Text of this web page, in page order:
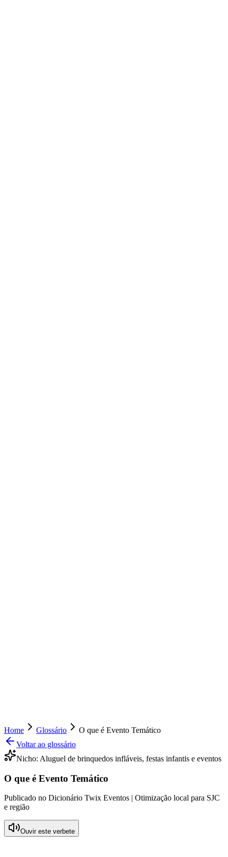
Home Glossário
O que é Evento Temático
Voltar ao glossário
Nicho: Aluguel de brinquedos infláveis, festas infantis e eventos
O que é Evento Temático
Publicado no Dicionário Twix Eventos | Otimização local para SJC
e região
Ouvir este verbete